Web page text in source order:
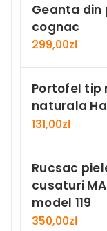
Geanta din
cognac
299,00zł
Portofel tip
naturala
131,00zł
Rucsac
cusaturi
model 119
350,00zł